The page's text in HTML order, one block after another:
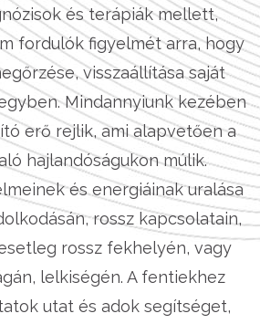
és terápiák mellett,
fordulók figyelmét arra, hogy
visszaállítása saját
Mindannyiunk kezében
erő rejlik, ami alapvetően a
hajlandóságukon múlik.
és energiáinak uralása
rossz kapcsolatain,
rossz fekhelyén, vagy
lelkiségén. A fentiekhez
utat és adok segítséget,